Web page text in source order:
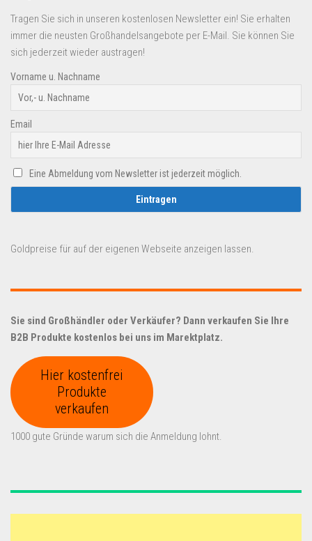
Tragen Sie sich in unseren kostenlosen Newsletter ein! Sie erhalten
immer die neusten Großhandelsangebote per E-Mail. Sie können Sie
sich jederzeit wieder austragen!
Vorname u. Nachname
Email
Eine Abmeldung vom Newsletter ist jederzeit möglich.
Goldpreise für auf der eigenen Webseite anzeigen lassen.
Sie sind Großhändler oder Verkäufer? Dann verkaufen Sie Ihre
B2B Produkte kostenlos bei uns im Marektplatz.
Hier kostenfrei
Produkte
verkaufen
1000 gute Gründe warum sich die Anmeldung lohnt.